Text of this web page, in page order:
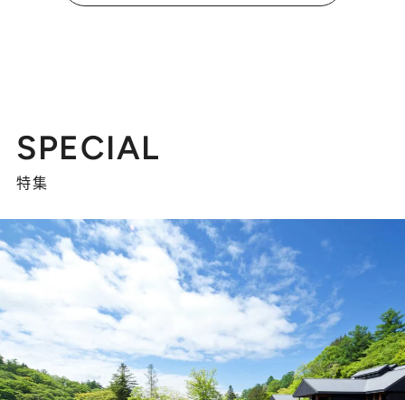
SPECIAL
特集